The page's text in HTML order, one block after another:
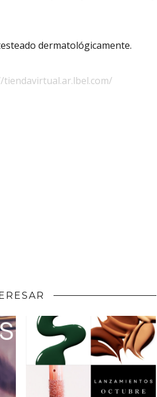
dermatológicamente.
tiendavirtual.ar.lbel.com/